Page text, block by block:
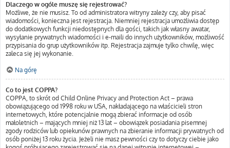
Dlaczego w ogóle muszę się rejestrować?
Możliwe, że nie musisz. To od administratora witryny zależy czy, aby pisać
wiadomości, konieczna jest rejestracja. Niemniej rejestracja umożliwia dostęp
do dodatkowych funkcji niedostępnych dla gości, takich jak własny awatar,
wysyłanie prywatnych wiadomości i e-maili do innych użytkowników, możliwość
przypisania do grup użytkowników itp. Rejestracja zajmuje tylko chwilę, więc
zaleca się jej wykonanie.
Na górę
Co to jest COPPA?
COPPA, to skrót od Child Online Privacy and Protection Act – prawa
obowiązującego od 1998 roku w USA, nakładającego na właścicieli stron
internetowych, które potencjalnie mogą zbierać informacje od osób
małoletnich – mających mniej niż 13 lat – obowiązek posiadania pisemnej
zgody rodziców lub opiekunów prawnych na zbieranie informacji prywatnych od
osób poniżej 13 roku życia. Jeżeli nie masz pewności czy to dotyczy ciebie jako